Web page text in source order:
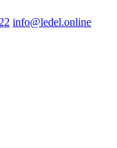
info@ledel.online